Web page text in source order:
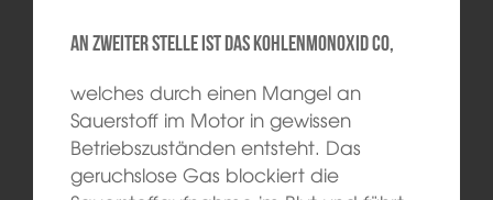
An zweiter Stelle ist das Kohlenmonoxid CO,
welches durch einen Mangel an
Sauerstoff im Motor in gewissen
Betriebszuständen entsteht. Das
geruchslose Gas blockiert die